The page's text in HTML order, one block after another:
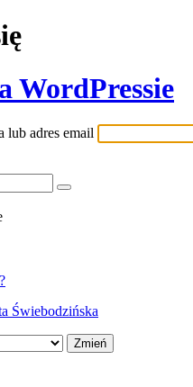
WordPressie
lub adres email
Świebodzińska